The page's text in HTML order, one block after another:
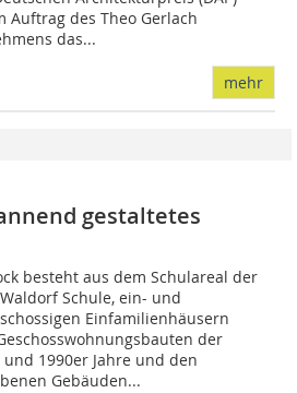
Auftrag des Theo Gerlach
das...
mehr
gestaltetes
besteht aus dem Schulareal der
Schule, ein- und
Einfamilienhäusern
der
und 1990er Jahre und den
Gebäuden...